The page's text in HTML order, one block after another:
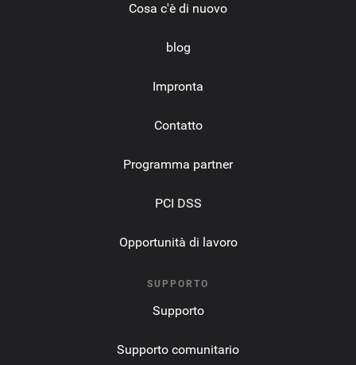
Cosa c'è di nuovo
blog
Impronta
Contatto
Programma partner
PCI DSS
Opportunità di lavoro
SUPPORTO
Supporto
Supporto comunitario